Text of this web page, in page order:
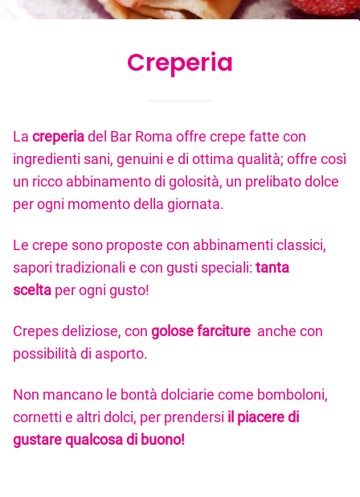
Creperia
La creperiadel Bar Roma offre crepe fatte con
ingredienti sani, genuini e di ottima qualità; offre così
un ricco abbinamento di golosità, un prelibato dolce
per ogni momento della giornata.
Le crepe sono proposte con abbinamenti classici,
sapori tradizionali e con gusti speciali: tanta
scelta per ogni gusto!
Crepes deliziose, con golose farciture anche con
possibilità di asporto.
Non mancano le bontà dolciarie come bomboloni,
cornetti e altri dolci, per prendersi il piacere di
gustare qualcosa di buono!